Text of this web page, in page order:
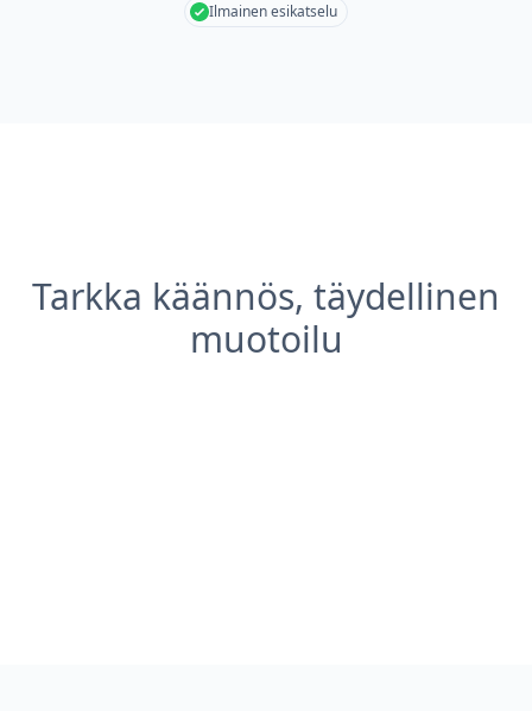
Ilmainen esikatselu
Tarkka käännös, täydellinen
muotoilu